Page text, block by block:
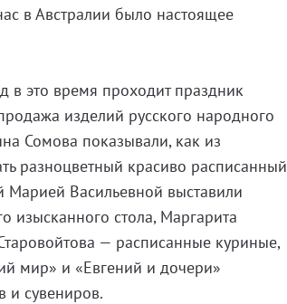
в Австралии было настоящее
в это время проходит праздник
изделий русского народного
Сомова показывали, как из
разноцветный красиво расписанный
Васильевной выставили
изысканного стола, Маргарита
— расписанные куриные,
мир» и «Евгений и дочери»
и сувениров.